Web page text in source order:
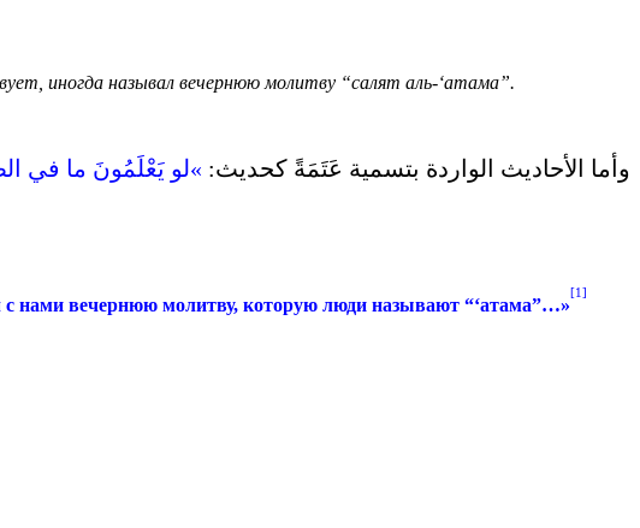
иногда называл вечернюю молитву “салят аль-‘атама”.
وأما الأحاديث الواردة بتسمية عَتَمَةً كحديث‏: ‏»‏لو يَعْلَمُونَ ما في
с нами вечернюю молитву, которую люди называют “‘атама”…»
[1]